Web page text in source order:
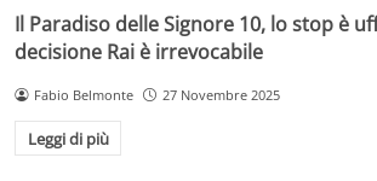
Il Paradiso delle Signore 10, lo stop è
decisione Rai è irrevocabile
Fabio Belmonte 27 Novembre 2025
Leggi di più